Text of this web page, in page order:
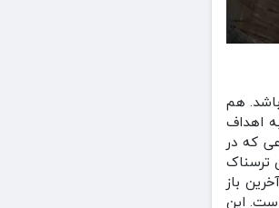
هم
اهداف
که در
ترسناک
باز
این